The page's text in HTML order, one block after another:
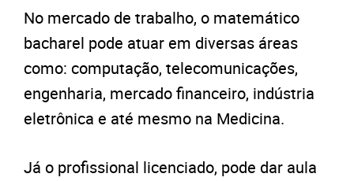
No mercado de trabalho, o matemático
bacharel pode atuar em diversas áreas
como: computação, telecomunicações,
engenharia, mercado financeiro, indústria
eletrônica e até mesmo na Medicina.
Já o profissional licenciado, pode dar aula